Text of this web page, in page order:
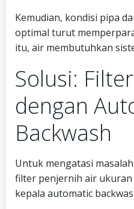
Kemudian, kondisi pipa
optimal turut
itu, air membutuhkan
Solusi:
dengan
Backwash
Untuk mengatasi
filter penjernih air ukuran
kepala automatic